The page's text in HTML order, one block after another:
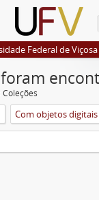
Federal de Viçosa
Coleções
Com objetos digitais